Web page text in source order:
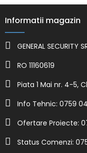
Informatii magazin
GENERAL SECURITY
RO 11160619
Piata 1 Mai nr. 4-5,
Info Tehnic: 0759
Ofertare Proiecte:
Status Comenzi: